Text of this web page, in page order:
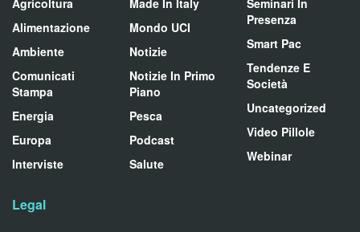
Agricoltura
Alimentazione
Ambiente
Comunicati
Stampa
Energia
Europa
Interviste
Made In Italy
Mondo UCI
Notizie
Notizie In Primo
Piano
Pesca
Podcast
Salute
Seminari In
Presenza
Smart Pac
Tendenze E
Società
Uncategorized
Video Pillole
Webinar
Legal